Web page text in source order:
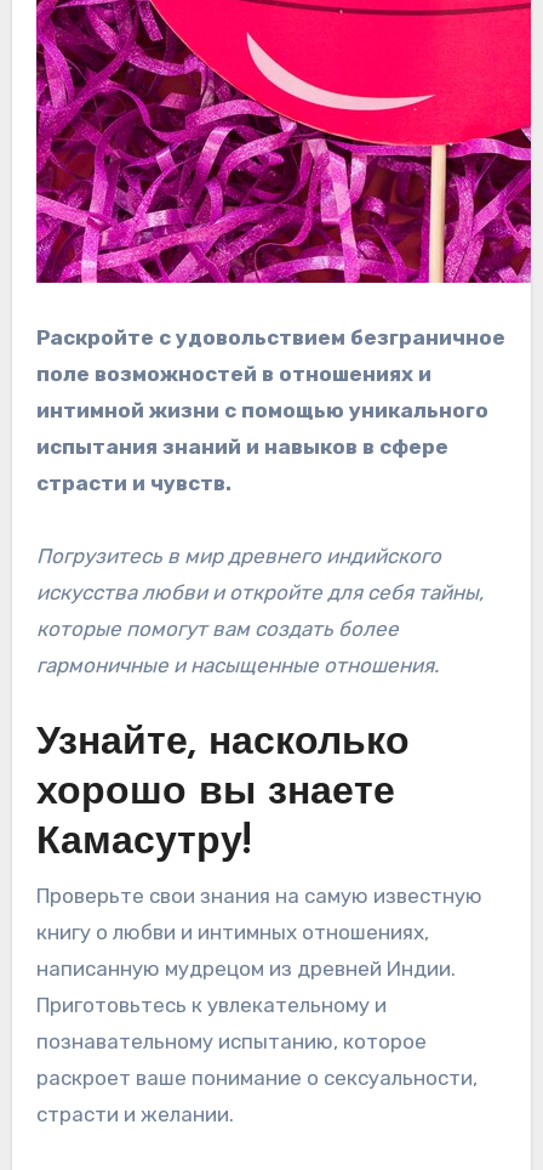
Раскройте с удовольствием безграничное
поле возможностей в отношениях и
интимной жизни с помощью уникального
испытания знаний и навыков в сфере
страсти и чувств.
Погрузитесь в мир древнего индийского
искусства любви и откройте для себя тайны,
которые помогут вам создать более
гармоничные и насыщенные отношения.
Узнайте, насколько
хорошо вы знаете
Камасутру!
Проверьте свои знания на самую известную
книгу о любви и интимных отношениях,
написанную мудрецом из древней Индии.
Приготовьтесь к увлекательному и
познавательному испытанию, которое
раскроет ваше понимание о сексуальности,
страсти и желании.